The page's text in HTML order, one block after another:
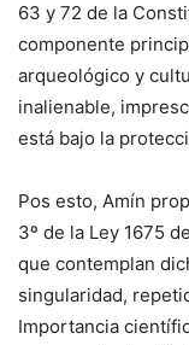
63 y 72 de la
componente
arqueológico y
inalienable,
está bajo la
Pos esto, Amín
3º de la Ley 1675
que contemplan
singularidad,
Importancia